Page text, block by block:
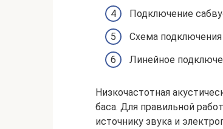
Подключение
Схема подключения
Линейное
Низкочастотная
баса. Для правильной
источнику звука и